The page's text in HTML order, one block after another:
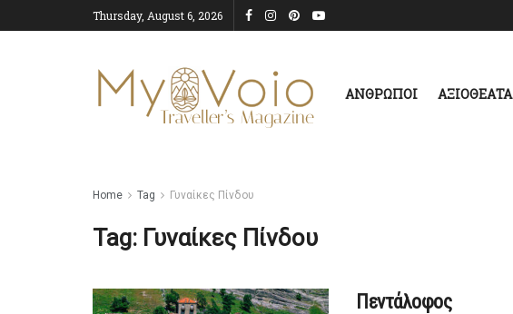
Thursday, August 6, 2026
ΑΝΘΡΩΠΟΙ ΑΞΙΟΘΕΑΤΑ
Home Tag Γυναίκες Πίνδου
Tag: Γυναίκες Πίνδου
Πεντάλοφος